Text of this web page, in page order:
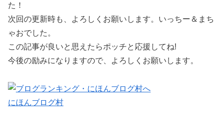
た！
次回の更新時も、よろしくお願いします。いっちー＆まち
ゃおでした。
この記事が良いと思えたらポッチと応援してね!
今後の励みになりますので、よろしくお願いします。
にほんブログ村